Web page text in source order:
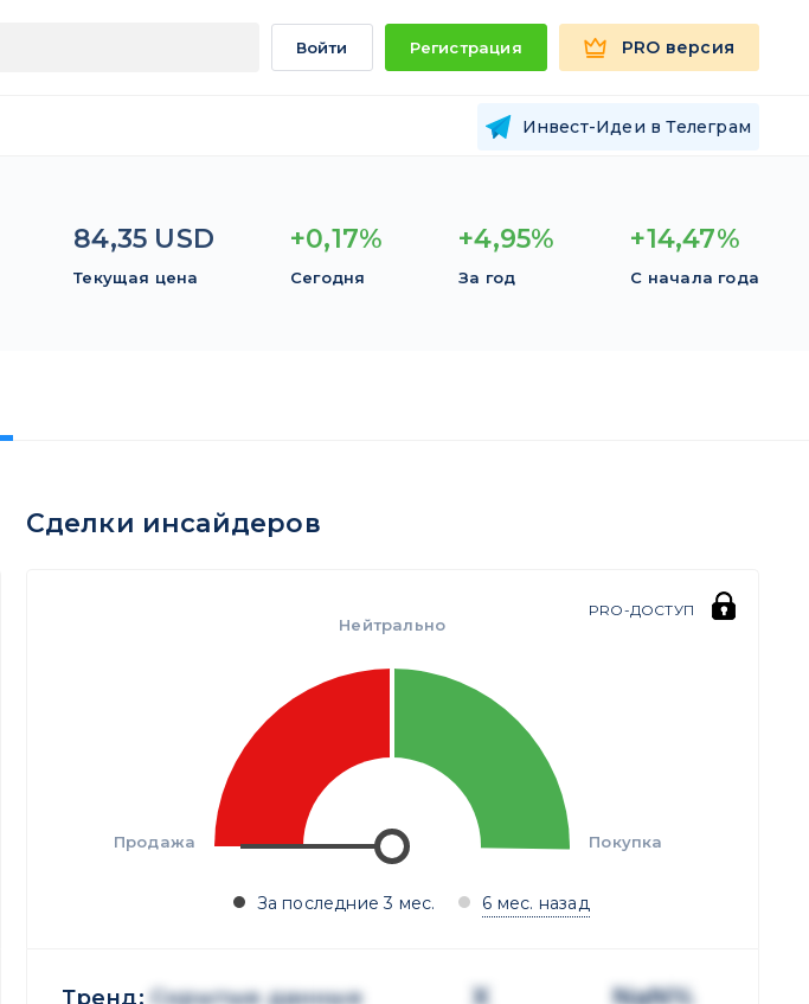
Войти Регистрация PRO версия
Инвест-Идеи в Телеграм
84,35 USD
Текущая цена
+0,17%
Сегодня
+4,95%
За год
+14,47%
С начала года
Сделки инсайдеров
PRO-ДОСТУП
Продажа
Нейтрально
Покупка
За последние 3 мес. 6 мес. назад
Тренд: Скрытые данные X NaN%